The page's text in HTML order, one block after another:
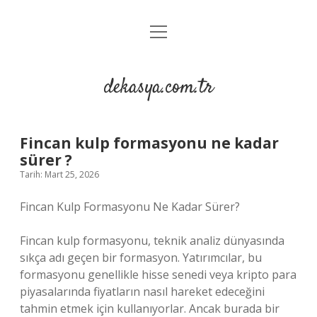
Anasayfa
Yasal Uyarı
menüyü
dekasya.com.tr
Fincan kulp formasyonu ne kadar
sürer ?
Tarih: Mart 25, 2026
Fincan Kulp Formasyonu Ne Kadar Sürer?
Fincan kulp formasyonu, teknik analiz dünyasında
sıkça adı geçen bir formasyon. Yatırımcılar, bu
formasyonu genellikle hisse senedi veya kripto para
piyasalarında fiyatların nasıl hareket edeceğini
tahmin etmek için kullanıyorlar. Ancak burada bir